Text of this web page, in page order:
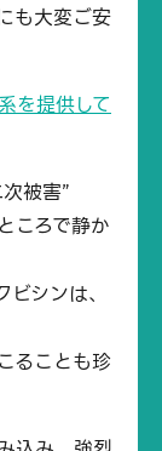
も大変ご安
を提供して
被害”
ころで静か
シンは、
ることも珍